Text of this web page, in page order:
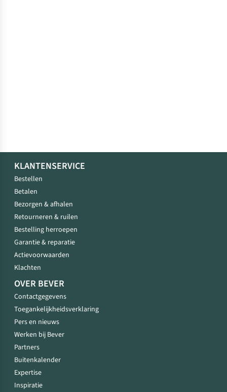
KLANTENSERVICE
Bestellen
Betalen
Bezorgen & afhalen
Retourneren & ruilen
Bestelling herroepen
Garantie & reparatie
Actievoorwaarden
Klachten
OVER BEVER
Contactgegevens
Toegankelijkheidsverklaring
Pers en nieuws
Werken bij Bever
Partners
Buitenkalender
Expertise
Inspiratie